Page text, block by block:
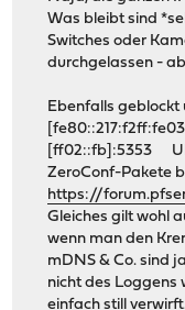
Was bleibt sind
Switches oder
durchgelassen -
Ebenfalls geblockt
[ff02::fb]:5353
ZeroConf-Pakete
https://
Gleiches gilt wohl
wenn man den
mDNS & Co. sind
nicht des Loggens
einfach still